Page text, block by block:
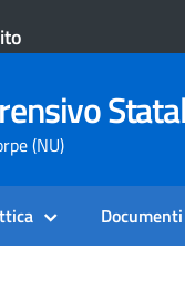
(NU)
Documenti